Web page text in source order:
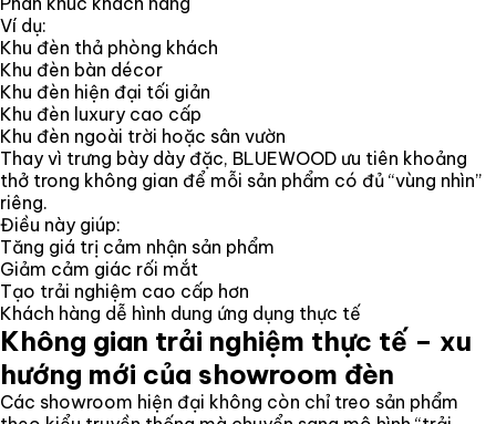
Ví dụ:
Khu đèn thả phòng khách
Khu đèn bàn décor
Khu đèn hiện đại tối giản
Khu đèn luxury cao cấp
Khu đèn ngoài trời hoặc sân vườn
Thay vì trưng bày dày đặc, BLUEWOOD ưu tiên khoảng
thở trong không gian để mỗi sản phẩm có đủ “vùng nhìn”
riêng.
Điều này giúp:
Tăng giá trị cảm nhận sản phẩm
Giảm cảm giác rối mắt
Tạo trải nghiệm cao cấp hơn
Khách hàng dễ hình dung ứng dụng thực tế
Không gian trải nghiệm thực tế – xu
hướng mới của showroom đèn
Các showroom hiện đại không còn chỉ treo sản phẩm